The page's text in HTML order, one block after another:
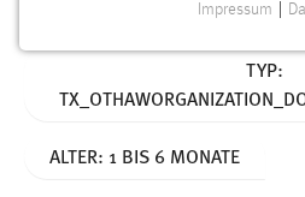
TYP:
ALTER: 1 BIS 6 MONATE
Notwendige Cookies
Funktionen und sind für die
Impressum